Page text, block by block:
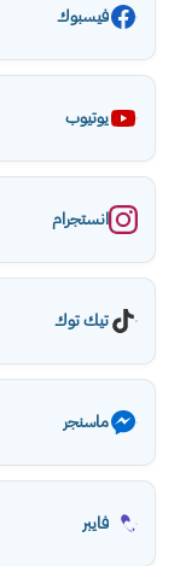
فيسبوك
يوتيوب
انستجرام
تيك توك
ماسنجر
فايبر